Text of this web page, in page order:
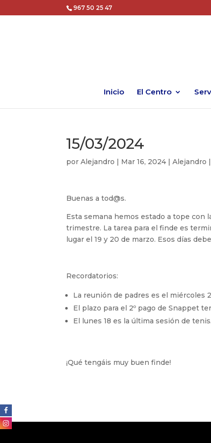
967 50 25 47
Inicio El Centro
15/03/2024
porAlejandro | Mar 16, 2024 |Alejandro
Buenas a tod@s.
Esta semana hemos estado a tope con
trimestre. La tarea para el finde es
lugar el 19 y 20 de marzo. Esos días
Recordatorios:
La reunión de padres es el miércoles
El plazo para el 2º pago de Snappet
El lunes 18 es la última sesión de tenis.
¡Qué tengáis muy buen finde!